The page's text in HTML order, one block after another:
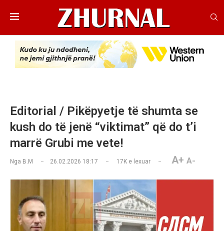
Editorial / Pikëpyetje të shumta se
kush do të jenë “viktimat” që do t’i
marrë Grubi me vete!
Nga B.M 26.02.2026 18:17 17K e lexuar A+ A-